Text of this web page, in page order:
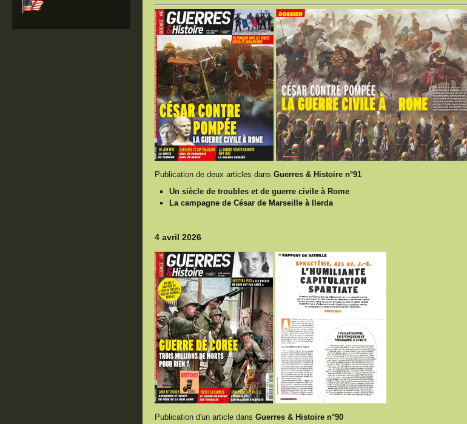
Publication de deux articles dans Guerres & Histoire n°91
Un siècle de troubles et de guerre civile à Rome
La campagne de César de Marseille à Ilerda
4 avril 2026
Publication d'un article dans Guerres & Histoire n°90